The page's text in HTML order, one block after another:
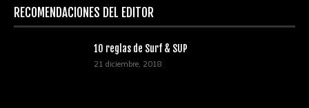
RECOMENDACIONES DEL EDITOR
10 reglas de Surf & SUP
21 diciembre, 2018